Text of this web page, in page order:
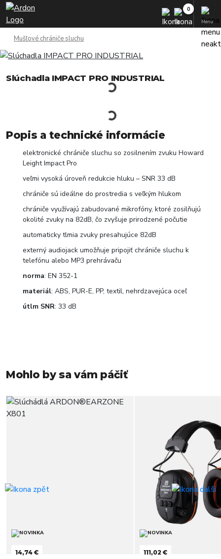
Menu
Mušľové chrániče sluchu
Slúchadla IMPACT PRO INDUSTRIAL
Popis a technické informácie
elektronické chrániče sluchu so zosilnením zvuku Howard
Leight Impact Pro
veľmi vysoká úroveň redukcie hluku – SNR 33 dB
chrániče sú ideálne do prostredia s veľkým hlukom
chrániče využívajú zabudované mikrofóny, ktoré zosilňujú
okolité zvuky na 82dB, čo zvyšuje prirodzené počutie
automaticky tlmia zvuky presahujúce 82dB
externý audiojack umožňuje pripojiť chrániče sluchu k
telefónu alebo MP3 prehrávaču
norma: EN 352-1
materiál: ABS, PUR-E, PP, textil, nehrdzavejúca oceľ
útlm SNR: 33 dB
Mohlo by sa vám páčiť
14,74 € 111,02 €